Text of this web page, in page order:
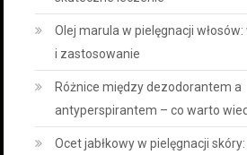
Olej marula w pielęgnacji włosów:
i zastosowanie
Różnice między dezodorantem a
antyperspirantem – co warto
Ocet jabłkowy w pielęgnacji